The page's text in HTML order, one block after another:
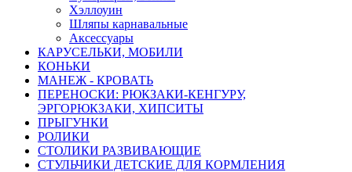
Хэллоуин
Шляпы карнавальные
Аксессуары
КАРУСЕЛЬКИ, МОБИЛИ
КОНЬКИ
МАНЕЖ - КРОВАТЬ
ПЕРЕНОСКИ: РЮКЗАКИ-КЕНГУРУ,
ЭРГОРЮКЗАКИ, ХИПСИТЫ
ПРЫГУНКИ
РОЛИКИ
СТОЛИКИ РАЗВИВАЮЩИЕ
СТУЛЬЧИКИ ДЕТСКИЕ ДЛЯ КОРМЛЕНИЯ